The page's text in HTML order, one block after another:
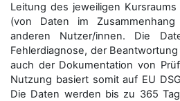
Leitung des jeweiligen
(von Daten im
anderen Nutzer/innen. Die
Fehlerdiagnose, der
auch der Dokumentation von
Nutzung basiert somit auf EU
Die Daten werden bis zu 365